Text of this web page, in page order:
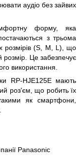
аудіо без зайвих
форму, яка
з трьома
розмірів (S, M, L), що
розмір. Це забезпечує
використання.
RP-HJE125E мають
роз'єм, що робить їх
як смартфони,
Panasonic